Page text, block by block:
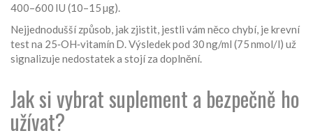
400–600 IU (10–15 µg).
Nejjednodušší způsob, jak zjistit, jestli vám něco chybí, je krevní
test na 25‑OH‑vitamín D. Výsledek pod 30 ng/ml (75 nmol/l) už
signalizuje nedostatek a stojí za doplnění.
Jak si vybrat suplement a bezpečně ho
užívat?